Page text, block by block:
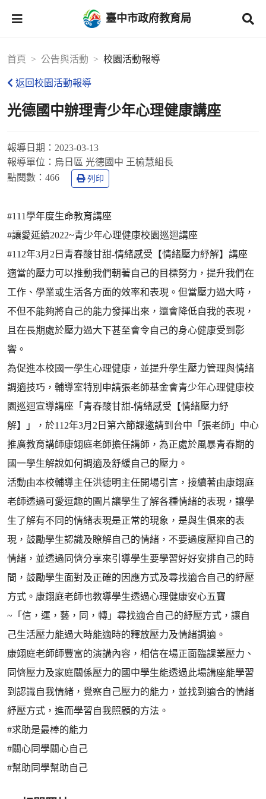
臺中市政府教育局
首頁 公告與活動 校園活動報導
返回校園活動報導
光德國中辦理青少年心理健康講座
報導日期： 2023-03-13
報導單位： 烏日區 光德國中 王榆慧組長
點閱數： 466 列印
#111學年度生命教育講座
#讓愛延續2022~青少年心理健康校園巡迴講座
#112年3月2日青春酸甘甜-情緒感受【情緒壓力紓解】講座
適當的壓力可以推動我們朝著自己的目標努力，提升我們在
工作、學業或生活各方面的效率和表現。但當壓力過大時，
不但不能夠將自己的能力發揮出來，還會降低自我的表現，
且在長期處於壓力過大下甚至會令自己的身心健康受到影
響。
為促進本校國一學生心理健康，並提升學生壓力管理與情緒
調適技巧，輔導室特別申請張老師基金會青少年心理健康校
園巡迴宣導講座「青春酸甘甜-情緒感受【情緒壓力紓
解】」，於112年3月2日第六節課邀請到台中「張老師」中心
推廣教育講師康翊庭老師擔任講師，為正處於風暴青春期的
國一學生解說如何調適及舒緩自己的壓力。
活動由本校輔導主任洪德明主任開場引言，接續著由康翊庭
老師透過可愛逗趣的圖片讓學生了解各種情緒的表現，讓學
生了解有不同的情緒表現是正常的現象，是與生俱來的表
現，鼓勵學生認識及瞭解自己的情緒，不要過度壓抑自己的
情緒，並透過同儕分享來引導學生要學習好好安排自己的時
間，鼓勵學生面對及正確的因應方式及尋找適合自己的紓壓
方式。康翊庭老師也教導學生透過心理健康安心五寶
~「信，運，藝，同，轉」尋找適合自己的紓壓方式，讓自
己生活壓力能過大時能適時的釋放壓力及情緒調適。
康翊庭老師師豐富的演講內容，相信在場正面臨課業壓力、
同儕壓力及家庭關係壓力的國中學生能透過此場講座能學習
到認識自我情緒，覺察自己壓力的能力，並找到適合的情緒
紓壓方式，進而學習自我照顧的方法。
#求助是最棒的能力
#關心同學關心自己
#幫助同學幫助自己